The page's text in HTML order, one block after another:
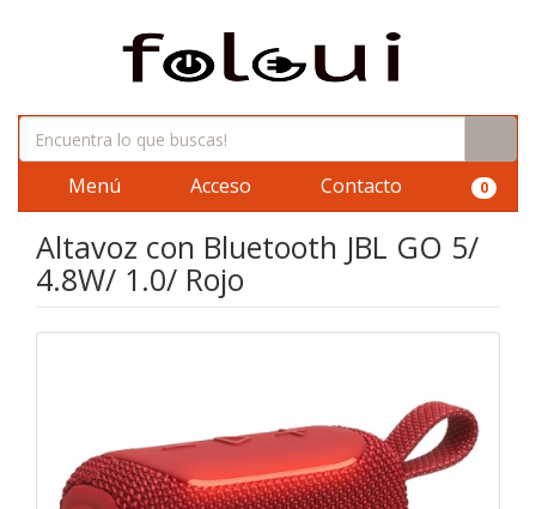
Menú Acceso Contacto 0
Altavoz con Bluetooth JBL GO 5/
4.8W/ 1.0/ Rojo